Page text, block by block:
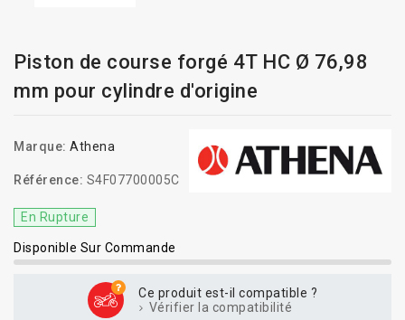
Piston de course forgé 4T HC Ø 76,98
mm pour cylindre d'origine
Marque: Athena
Référence: S4F07700005C
En Rupture
Disponible Sur Commande
Ce produit est-il compatible ?
Vérifier la compatibilité